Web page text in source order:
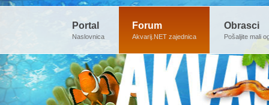
Portal
Naslovnica
Forum
Akvarij.NET zajednica
Obrasci
Pošaljite mali